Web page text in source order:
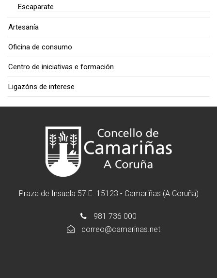
Escaparate
Artesanía
Oficina de consumo
Centro de iniciativas e formación
Ligazóns de interese
Praza de Insuela 57 E. 15123 - Camariñas (A Coruña)
981 736 000
correo@camarinas.net